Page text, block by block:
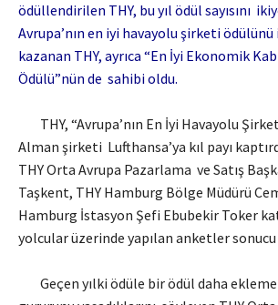
ödüllendirilen THY, bu yıl ödül sayısını
Avrupa’nın en iyi havayolu şirketi
kazanan THY, ayrıca “En İyi Ekonomik
Ödülü”nün de sahibi oldu.
THY, “Avrupa’nın En İyi Havayolu
Alman şirketi Lufthansa’ya kıl payı
THY Orta Avrupa Pazarlama ve Satış
Taşkent, THY Hamburg Bölge Müdürü
Hamburg İstasyon Şefi Ebubekir Toker
yolcular üzerinde yapılan anketler
Geçen yılki ödüle bir ödül daha